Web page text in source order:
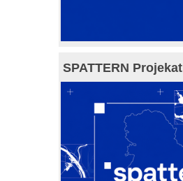
SPATTERN Projekat